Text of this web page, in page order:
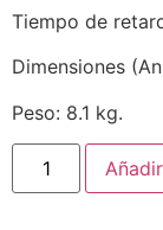
Tiempo de
Dimensiones
Peso: 8.1 kg.